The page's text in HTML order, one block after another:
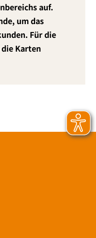
auf.
um das
Für die
Karten